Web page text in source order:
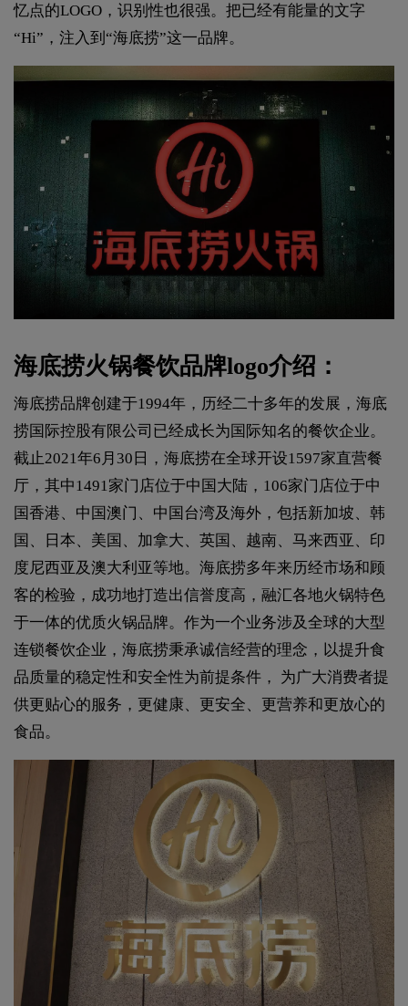
忆点的LOGO，识别性也很强。把已经有能量的文字
“Hi”，注入到“海底捞”这一品牌。
海底捞火锅餐饮品牌logo介绍：
海底捞品牌创建于1994年，历经二十多年的发展，海底
捞国际控股有限公司已经成长为国际知名的餐饮企业。
截止2021年6月30日，海底捞在全球开设1597家直营餐
厅，其中1491家门店位于中国大陆，106家门店位于中
国香港、中国澳门、中国台湾及海外，包括新加坡、韩
国、日本、美国、加拿大、英国、越南、马来西亚、印
度尼西亚及澳大利亚等地。海底捞多年来历经市场和顾
客的检验，成功地打造出信誉度高，融汇各地火锅特色
于一体的优质火锅品牌。作为一个业务涉及全球的大型
连锁餐饮企业，海底捞秉承诚信经营的理念，以提升食
品质量的稳定性和安全性为前提条件， 为广大消费者提
供更贴心的服务，更健康、更安全、更营养和更放心的
食品。